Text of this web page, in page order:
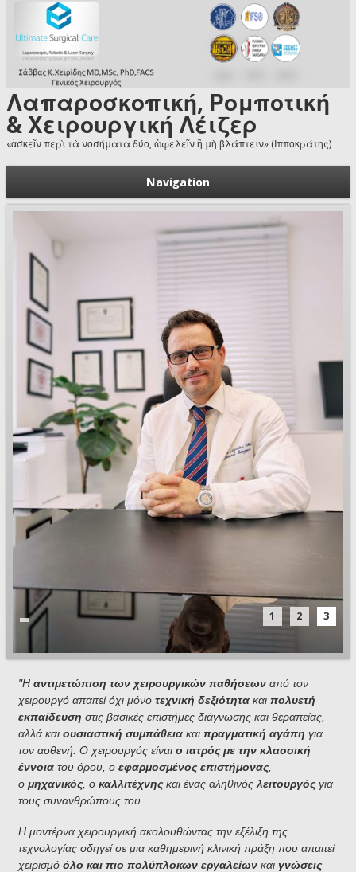
Skip to main content
Λαπαροσκοπική, Ρομποτική
& Χειρουργική Λέιζερ
«ἀσκεῖν περὶ τὰ νοσήματα δύο, ὠφελεῖν ἢ μὴ βλάπτειν» (Ιπποκράτης)
Navigation
1 2 3
"Ηαντιμετώπιση των χειρουργικών παθήσεων από τον
χειρουργό απαιτεί όχι μόνοτεχνική δεξιότητα και πολυετή
εκπαίδευση στις βασικές επιστήμες διάγνωσης και θεραπείας,
αλλά και ουσιαστική συμπάθεια και πραγματική αγάπη για
τον ασθενή. Ο χειρουργός είναιο ιατρός με την κλασσική
έννοια του όρου, οεφαρμοσμένος επιστήμονας
ομηχανικός , οκαλλιτέχνης και ένας αληθινόςλειτουργός για
τους συνανθρώπους του.
Η μοντέρνα χειρουργική ακολουθώντας την εξέλιξη της
τεχνολογίας οδηγεί σε μια καθημερινή κλινική πράξη που απαιτεί
χειρισμόόλο και πιο πολύπλοκων εργαλείων καιγνώσεις